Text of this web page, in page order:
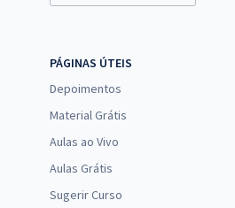
PÁGINAS ÚTEIS
Depoimentos
Material Grátis
Aulas ao Vivo
Aulas Grátis
Sugerir Curso